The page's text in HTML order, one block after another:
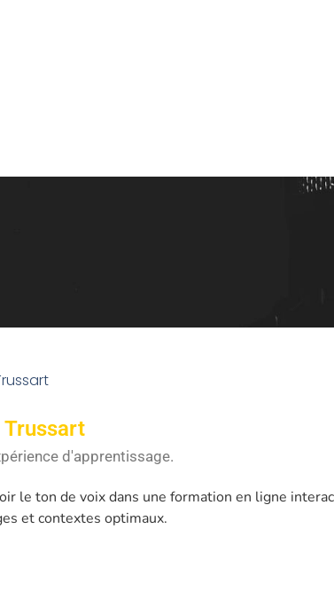
d'apprentissage.
le ton de voix dans une formation en ligne
et contextes optimaux.